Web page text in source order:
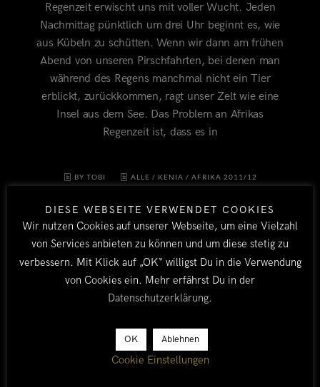
Regenzeit erwischt uns mit voller Wucht. Jeden
Nachmittag pünktlich um drei Uhr beginnt es, wie
aus Kübeln zu schütten. Wenn wir dann am frühen
Abend von unseren Pirschfahrten, bei denen man
während des Regens manchmal nicht ein Tier
erblickt, zurückkommen, ragt unser Zelt wie eine
Insel aus dem See. Das Problem an Afrikas
Regenzeit ist, dass es in
BY TOBI ALLE / KENIA / AFRIKA 2011/12
DIESE WEBSEITE VERWENDET COOKIES
Wir nutzen Cookies auf unserer Webseite, um eine Vielzahl
von Services anbieten zu können und um diese stetig zu
verbessern. Mit Klick auf „OK“ willigst Du in die Verwendung
von Cookies ein. Mehr erfährst Du in der
Datenschutzerklärung.
OK Ablehnen
Cookie Einstellungen